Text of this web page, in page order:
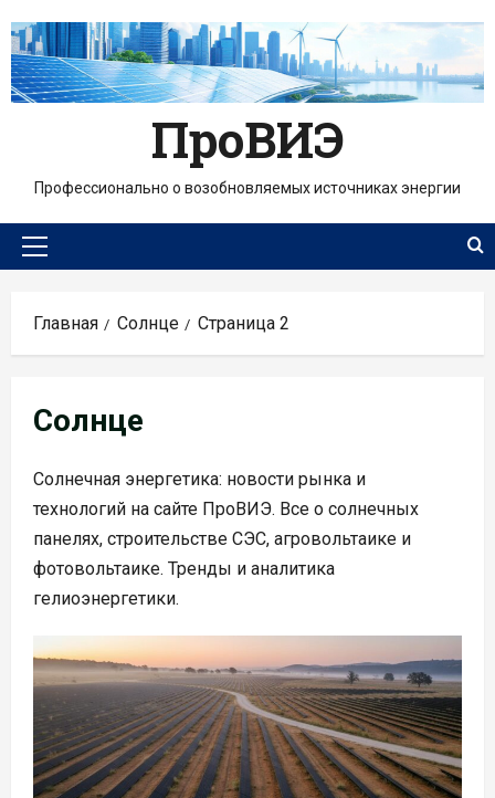
содержимому
ПроВИЭ
Профессионально о возобновляемых источниках энергии
Основное
Главная Солнце Страница 2
Солнце
Солнечная энергетика: новости рынка и
технологий на сайте ПроВИЭ. Все о солнечных
панелях, строительстве СЭС, агровольтаике и
фотовольтаике. Тренды и аналитика
гелиоэнергетики.